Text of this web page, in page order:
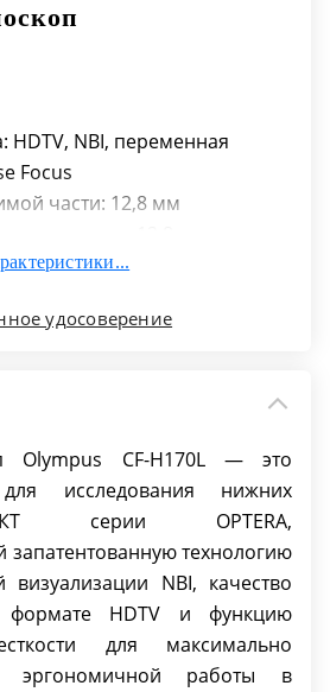
HDTV, NBI, переменная
Focus
части: 12,8 мм
канала: 3,7 мм
2-100 мм
I 1330 мм; L 1680 мм
мм; L 2005 мм
канал подачи воды:
удосоверение
Olympus CF-H170L — это
для исследования нижних
серии OPTERA,
технологию
визуализации NBI, качество
формате HDTV и функцию
для максимально
эргономичной работы в